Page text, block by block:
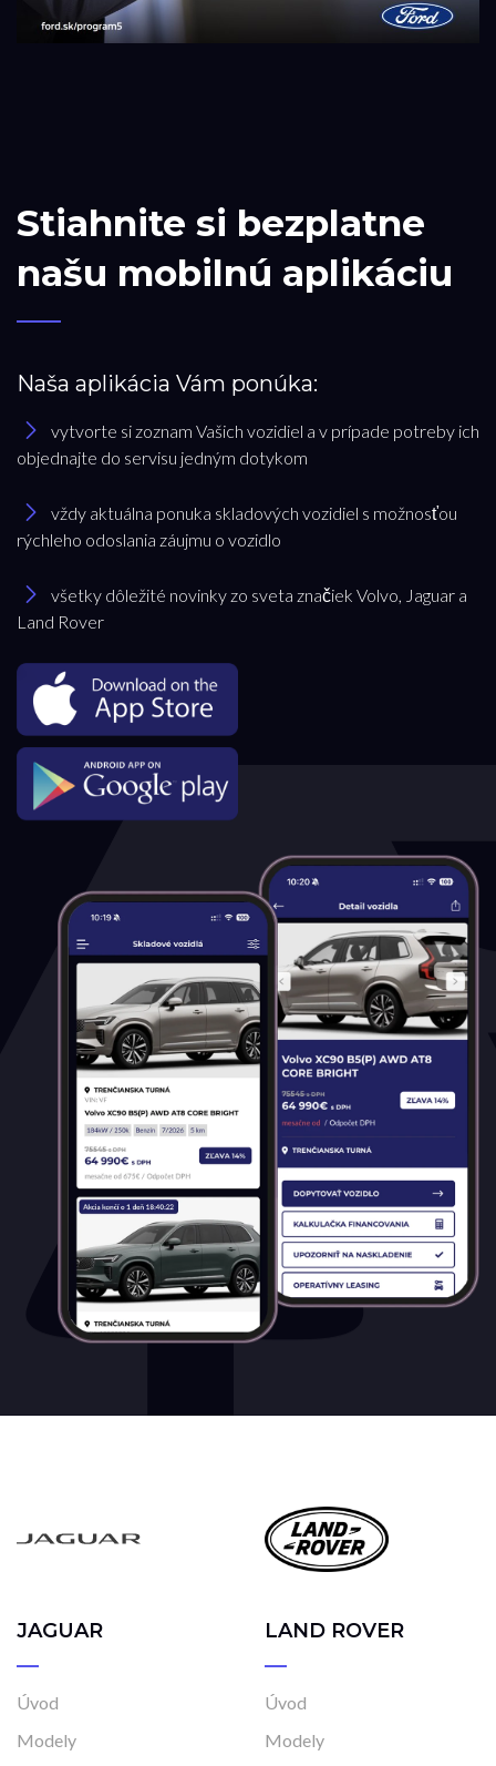
Stiahnite si bezplatne
našu mobilnú aplikáciu
Naša aplikácia Vám ponúka:
vytvorte si zoznam Vašich vozidiel a v prípade potreby ich
objednajte do servisu jedným dotykom
vždy aktuálna ponuka skladových vozidiel s možnosťou
rýchleho odoslania záujmu o vozidlo
všetky dôležité novinky zo sveta značiek Volvo, Jaguar a
Land Rover
JAGUAR
Úvod
Modely
LAND ROVER
Úvod
Modely